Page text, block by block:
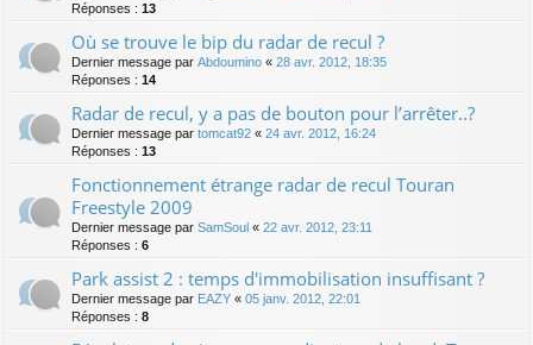
Réponses : 13
Où se trouve le bip du radar de recul ?
Dernier message par Abdoumino « 28 avr. 2012, 18:35
Réponses : 14
Radar de recul, y a pas de bouton pour l’arrêter..?
Dernier message par tomcat92 « 24 avr. 2012, 16:24
Réponses : 13
Fonctionnement étrange radar de recul Touran
Freestyle 2009
Dernier message par SamSoul « 22 avr. 2012, 23:11
Réponses : 6
Park assist 2 : temps d'immobilisation insuffisant ?
Dernier message par EAZY « 05 janv. 2012, 22:01
Réponses : 8